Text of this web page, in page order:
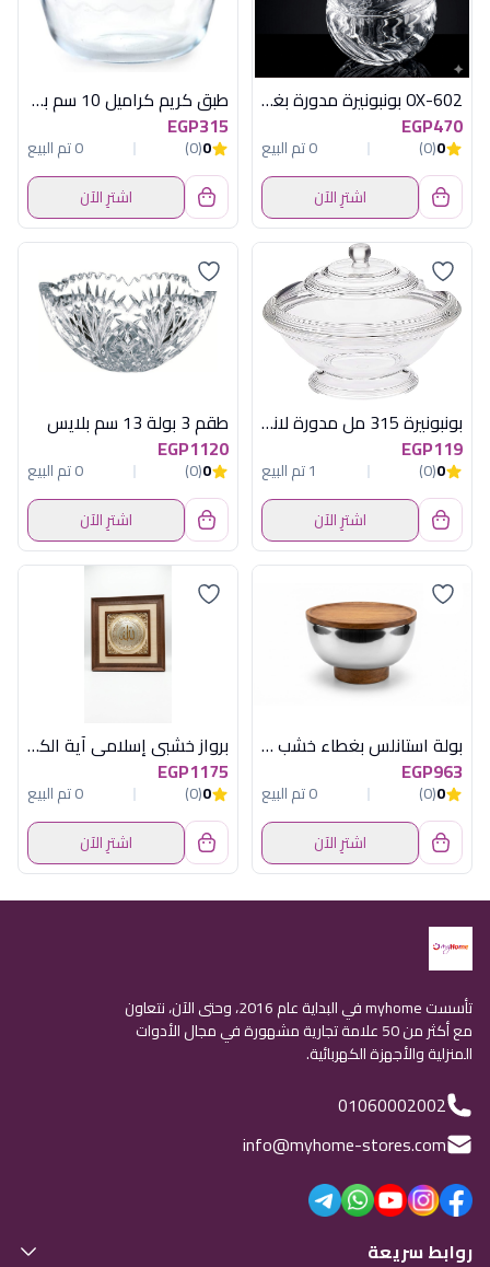
OX-602 بونبونيرة مدورة بغطاء اكسفورد
EGP470
0
(0)
0 تم البيع
اشترِ الآن
طبق كريم كراميل 10 سم بيركس
EGP315
0
(0)
0 تم البيع
اشترِ الآن
بونبونيرة 315 مل مدورة لاندا اكريلكسعودى
EGP119
0
(0)
1 تم البيع
اشترِ الآن
طقم 3 بولة 13 سم بلايس
EGP1120
0
(0)
0 تم البيع
اشترِ الآن
بولة استانلس بغطاء خشب اكسفورد OX-46
EGP963
0
(0)
0 تم البيع
اشترِ الآن
برواز خشبي إسلامي آية الكرسي مربع فضي في ذهبي - مقاس 60×60 سم
EGP1175
0
(0)
0 تم البيع
اشترِ الآن
تأسست myhome في البداية عام 2016، وحتى الآن، نتعاون
مع أكثر من 50 علامة تجارية مشهورة في مجال الأدوات
المنزلية والأجهزة الكهربائية.
01060002002
info@myhome-stores.com
روابط سريعة